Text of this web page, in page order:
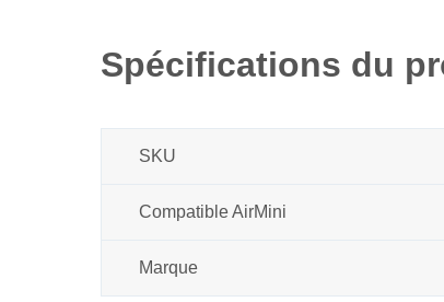
Spécifications du
SKU
Compatible AirMini
Marque